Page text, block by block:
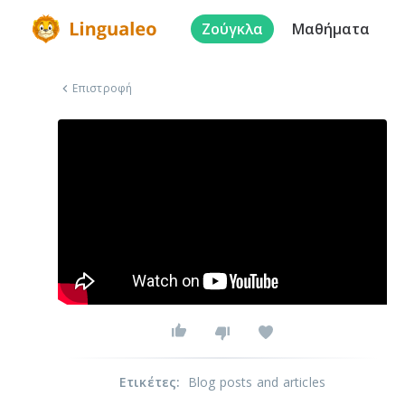
Ζούγκλα Μαθήματα
Επιστροφή
Ετικέτες: Blog posts and articles